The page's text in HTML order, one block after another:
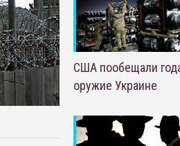
США пообещали
оружие Украине